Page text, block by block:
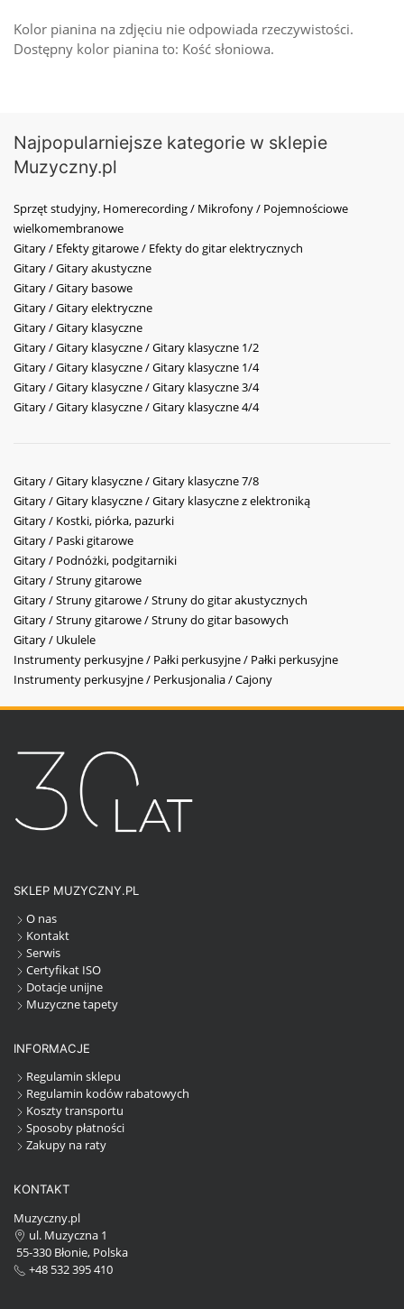
Kolor pianina na zdjęciu nie odpowiada rzeczywistości.
Dostępny kolor pianina to: Kość słoniowa.
Najpopularniejsze kategorie w sklepie
Muzyczny.pl
Sprzęt studyjny, Homerecording / Mikrofony / Pojemnościowe
wielkomembranowe
Gitary / Efekty gitarowe / Efekty do gitar elektrycznych
Gitary / Gitary akustyczne
Gitary / Gitary basowe
Gitary / Gitary elektryczne
Gitary / Gitary klasyczne
Gitary / Gitary klasyczne / Gitary klasyczne 1/2
Gitary / Gitary klasyczne / Gitary klasyczne 1/4
Gitary / Gitary klasyczne / Gitary klasyczne 3/4
Gitary / Gitary klasyczne / Gitary klasyczne 4/4
Gitary / Gitary klasyczne / Gitary klasyczne 7/8
Gitary / Gitary klasyczne / Gitary klasyczne z elektroniką
Gitary / Kostki, piórka, pazurki
Gitary / Paski gitarowe
Gitary / Podnóżki, podgitarniki
Gitary / Struny gitarowe
Gitary / Struny gitarowe / Struny do gitar akustycznych
Gitary / Struny gitarowe / Struny do gitar basowych
Gitary / Ukulele
Instrumenty perkusyjne / Pałki perkusyjne / Pałki perkusyjne
Instrumenty perkusyjne / Perkusjonalia / Cajony
SKLEP MUZYCZNY.PL
O nas
Kontakt
Serwis
Certyfikat ISO
Dotacje unijne
Muzyczne tapety
INFORMACJE
Regulamin sklepu
Regulamin kodów rabatowych
Koszty transportu
Sposoby płatności
Zakupy na raty
KONTAKT
Muzyczny.pl
ul. Muzyczna 1
55-330 Błonie, Polska
+48 532 395 410